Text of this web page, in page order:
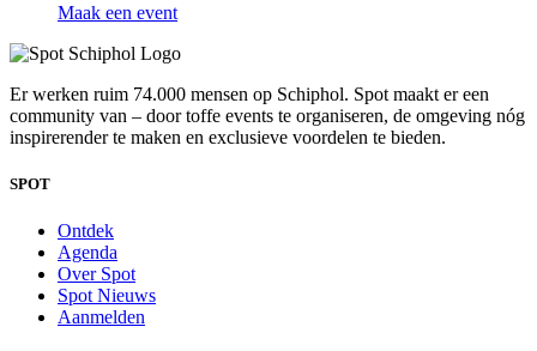
Maak een event
Er werken ruim 74.000 mensen op Schiphol. Spot maakt er een
community van – door toffe events te organiseren, de omgeving nóg
inspirerender te maken en exclusieve voordelen te bieden.
SPOT
Ontdek
Agenda
Over Spot
Spot Nieuws
Aanmelden